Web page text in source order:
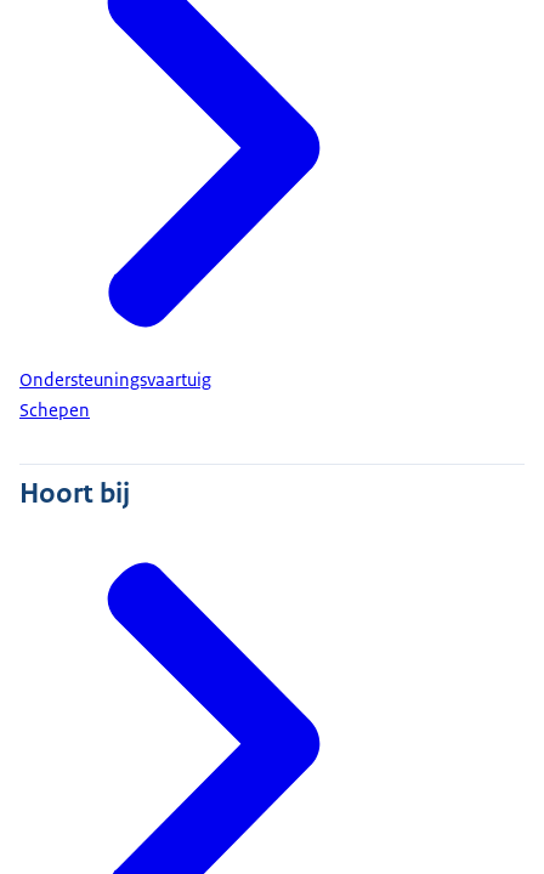
Ondersteuningsvaartuig
Schepen
Hoort bij